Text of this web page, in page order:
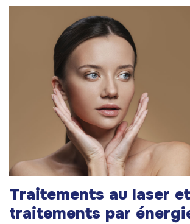
Traitements au laser et
traitements par